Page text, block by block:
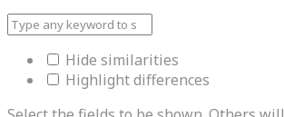
Hide similarities
Highlight differences